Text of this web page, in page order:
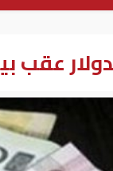
عقب